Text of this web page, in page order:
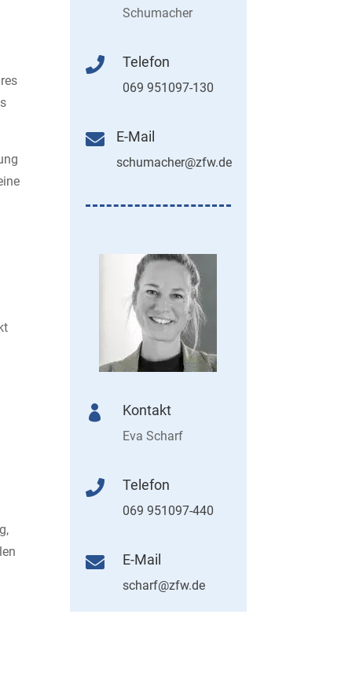
Schumacher
 Telefon
069 951097-130
 E-Mail
schumacher@zfw.de
 Kontakt
Eva Scharf
 Telefon
069 951097-440
 E-Mail
scharf@zfw.de